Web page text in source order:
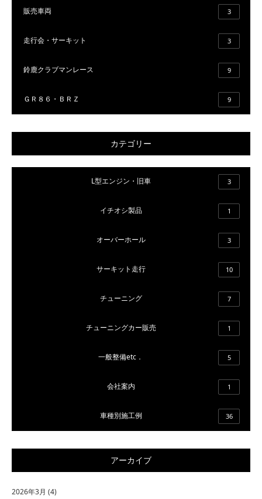
販売車両 3
走行会・サーキット 3
鈴鹿クラブマンレース 9
ＧＲ８６・ＢＲＺ 9
カテゴリー
L型エンジン・旧車 3
イチオシ製品 1
オーバーホール 3
サーキット走行 10
チューニング 7
チューニングカー販売 1
一般整備etc． 5
会社案内 1
車種別施工例 36
アーカイブ
2026年3月 (4)